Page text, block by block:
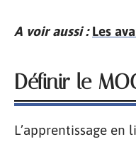
A voir aussi : Les
Définir le
L’apprentissage en